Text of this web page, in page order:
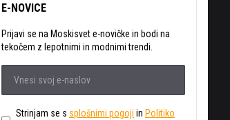
E-NOVICE
Prijavi se na Moskisvet e-novičke in bodi na
tekočem z lepotnimi in modnimi trendi.
Strinjam se s splošnimi pogoji in Politiko